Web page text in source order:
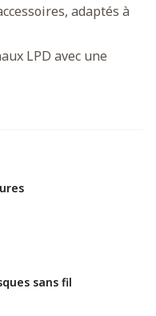
adaptés à
LPD avec une
sans fil